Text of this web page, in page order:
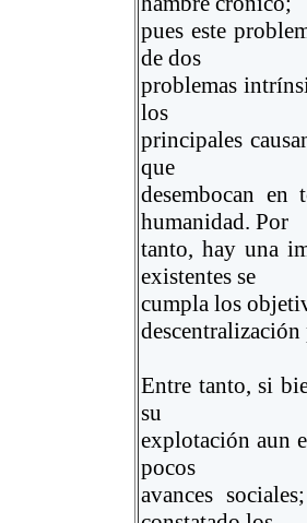
pues este
de dos
problemas
los
principales
que
desembocan
humanidad. Por
tanto, hay una
existentes se
cumpla los
Entre tanto, si
su
explotación aun
pocos
avances